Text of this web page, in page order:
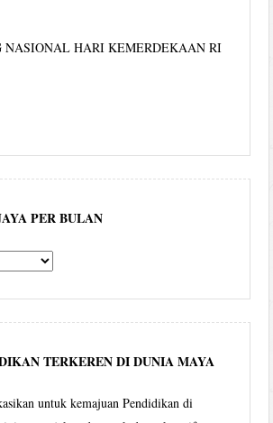
NASIONAL HARI KEMERDEKAAN RI
PER BULAN
TERKEREN DI DUNIA MAYA
untuk kemajuan Pendidikan di